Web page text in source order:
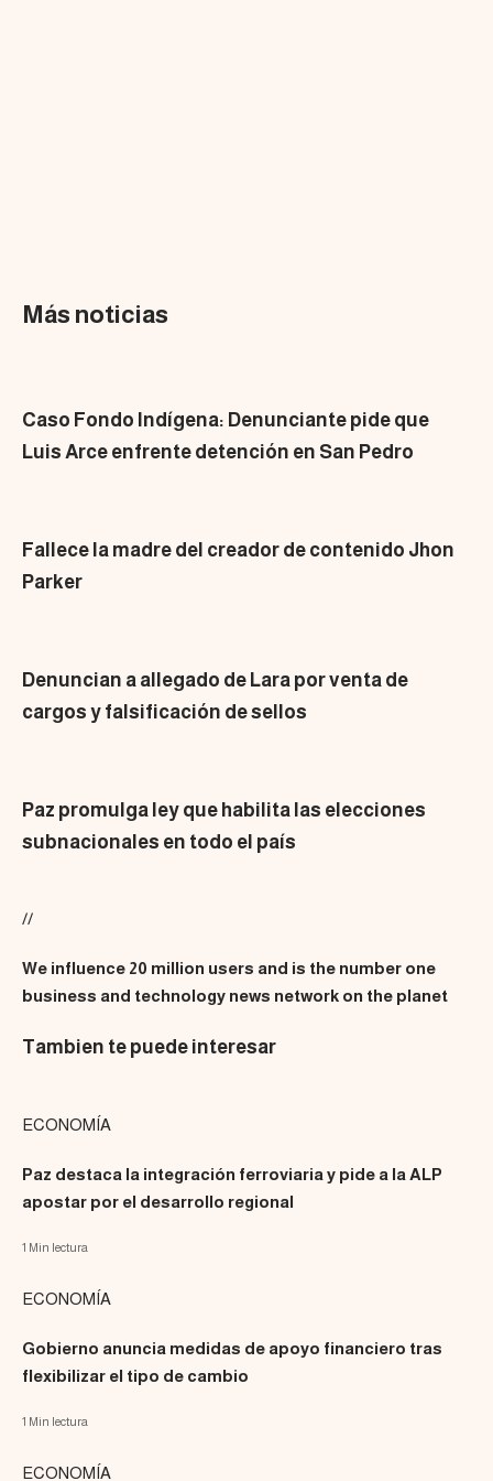
Más noticias
Caso Fondo Indígena: Denunciante pide que
Luis Arce enfrente detención en San Pedro
Fallece la madre del creador de contenido Jhon
Parker
Denuncian a allegado de Lara por venta de
cargos y falsificación de sellos
Paz promulga ley que habilita las elecciones
subnacionales en todo el país
//
We influence 20 million users and is the number one
business and technology news network on the planet
Tambien te puede interesar
ECONOMÍA
Paz destaca la integración ferroviaria y pide a la ALP
apostar por el desarrollo regional
1 Min lectura
ECONOMÍA
Gobierno anuncia medidas de apoyo financiero tras
flexibilizar el tipo de cambio
1 Min lectura
ECONOMÍA